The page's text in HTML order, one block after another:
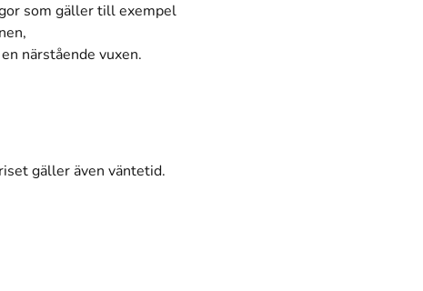
som gäller till exempel
närstående vuxen.
gäller även väntetid.